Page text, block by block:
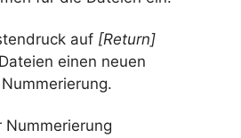
auf [Return]
einen neuen
Nummerierung